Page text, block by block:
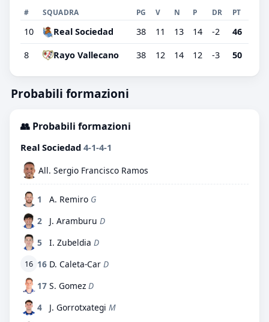
# SQUADRA PG V N P DR PT
10 Real Sociedad 38 11 13 14 -2 46
8 Rayo Vallecano 38 12 14 12 -3 50
Probabili formazioni
👥 Probabili formazioni
Real Sociedad 4-1-4-1
All. Sergio Francisco Ramos
1 A. Remiro G
2
J. Aramburu D
5
I. Zubeldia D
16 16 D. Caleta-Car D
17 S. Gomez D
4
J. Gorrotxategi M